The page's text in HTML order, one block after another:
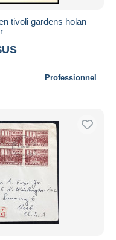
tivoli gardens holan
Professionnel